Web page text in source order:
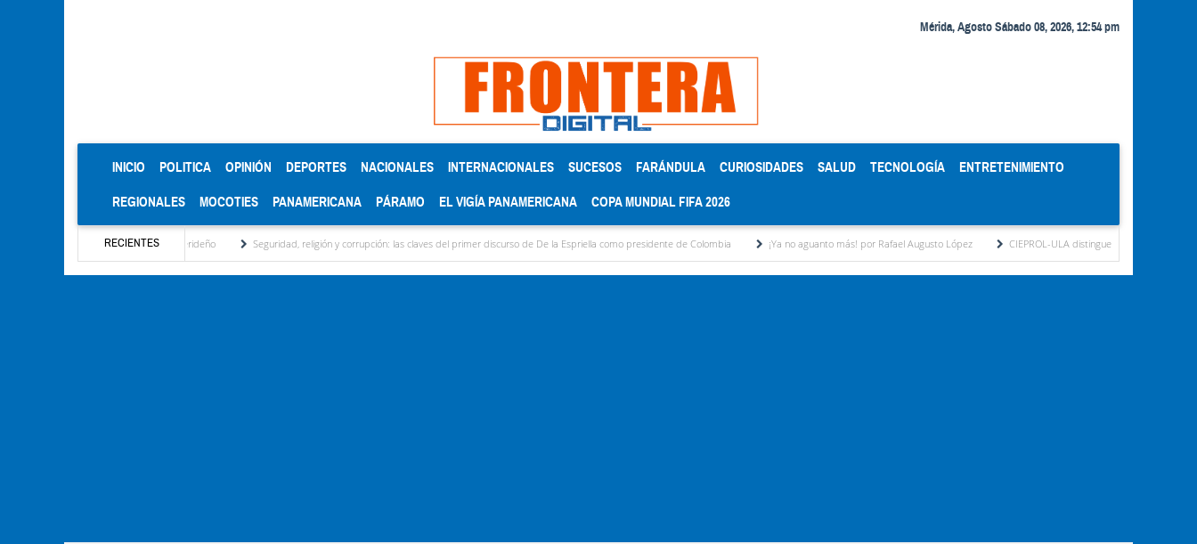
Mérida, Agosto Sábado 08, 2026, 12:54 pm
INICIO (CURRENT)
POLITICA OPINIÓN DEPORTES NACIONALES INTERNACIONALES SUCESOS FARÁNDULA CURIOSIDADES SALUD TECNOLOGÍA ENTRETENIMIENTO
REGIONALES MOCOTIES PANAMERICANA PÁRAMO EL VIGÍA PANAMERICANA COPA MUNDIAL FIFA 2026
RECIENTES
motor turístico merideño Seguridad, religión y corrupción: las claves del primer discurso de De la Espriella como presidente de Colombia ¡Ya no aguanto más! por Rafael Augusto López CIEPROL-ULA distingue al municipio Zea como "Municipio